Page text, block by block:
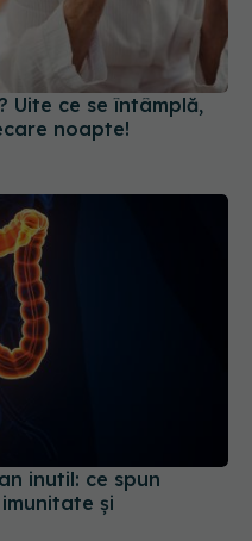
Uite ce se întâmplă,
noapte!
inutil: ce spun
și